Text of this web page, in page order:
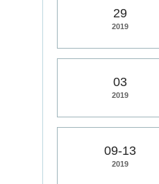
29
2019
03
2019
09-13
2019